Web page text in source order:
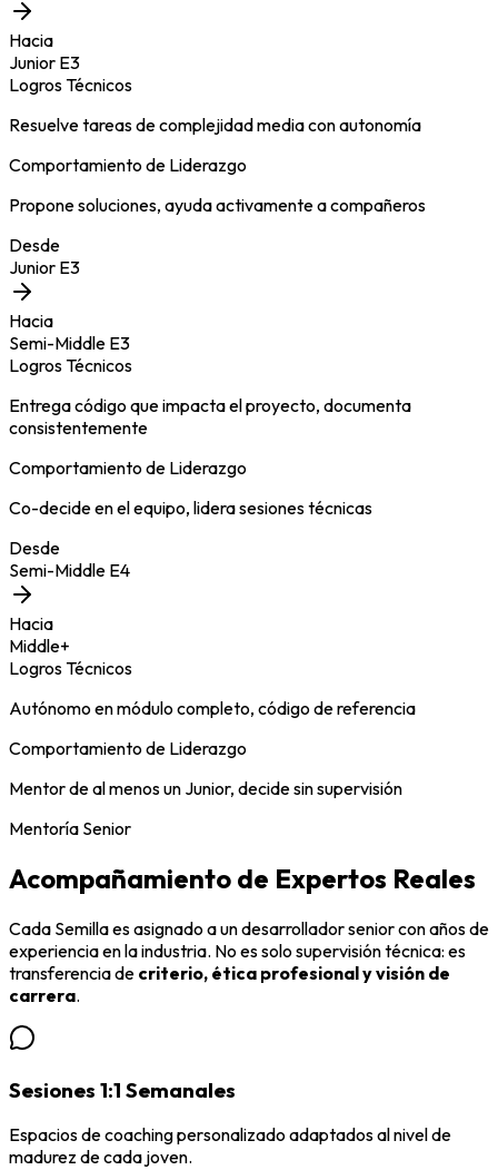
Hacia
Junior E3
Logros Técnicos
Resuelve tareas de complejidad media con autonomía
Comportamiento de Liderazgo
Propone soluciones, ayuda activamente a compañeros
Desde
Junior E3
Hacia
Semi-Middle E3
Logros Técnicos
Entrega código que impacta el proyecto, documenta
consistentemente
Comportamiento de Liderazgo
Co-decide en el equipo, lidera sesiones técnicas
Desde
Semi-Middle E4
Hacia
Middle+
Logros Técnicos
Autónomo en módulo completo, código de referencia
Comportamiento de Liderazgo
Mentor de al menos un Junior, decide sin supervisión
Mentoría Senior
Acompañamiento de Expertos Reales
Cada Semilla es asignado a un desarrollador senior con años de
experiencia en la industria. No es solo supervisión técnica: es
transferencia de criterio, ética profesional y visión de
carrera.
Sesiones 1:1 Semanales
Espacios de coaching personalizado adaptados al nivel de
madurez de cada joven.